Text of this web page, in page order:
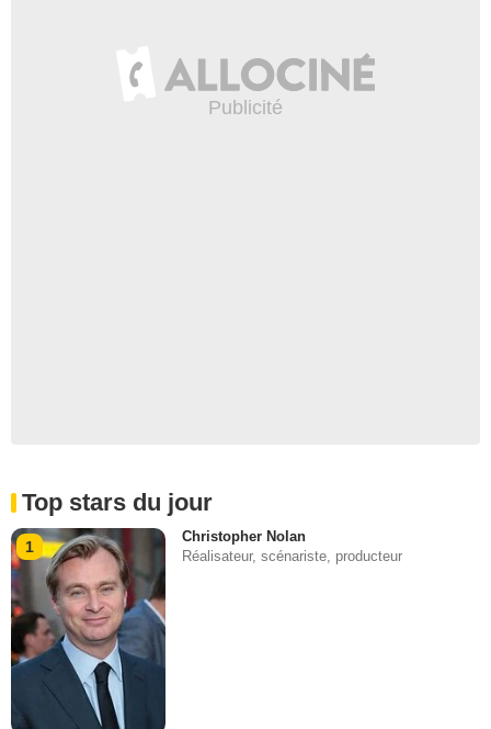
Top stars du jour
1
Christopher Nolan
Réalisateur, scénariste, producteur